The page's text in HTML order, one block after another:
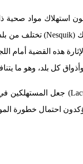
استهلاك مواد
هذه القضية
وأذواق كل بلد، وهو ما